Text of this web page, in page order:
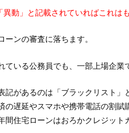
「異動」と記載されていればこれ
ーンの審査に落ちます。
ている公務員でも、一部上場企業
記があるのは「ブラックリスト
の遅延やスマホや携帯電話の割賦
間住宅ローンはおろかクレジット